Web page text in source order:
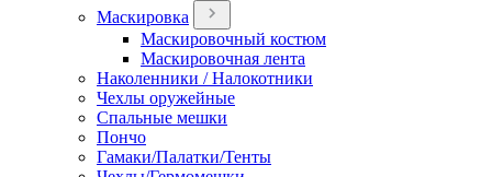
Маскировка
Маскировочный костюм
Маскировочная лента
Наколенники / Налокотники
Чехлы оружейные
Спальные мешки
Пончо
Гамаки/Палатки/Тенты